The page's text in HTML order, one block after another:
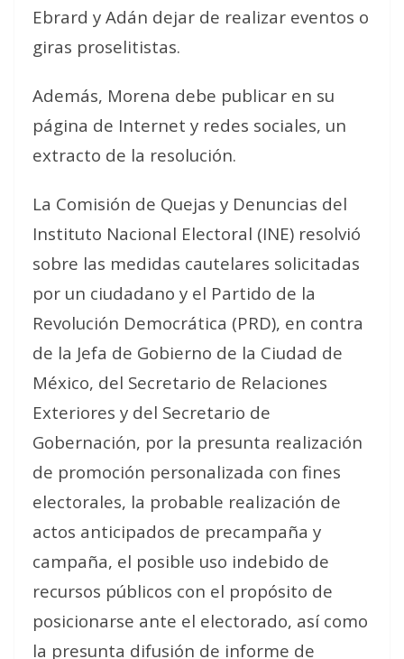
Ebrard y Adán dejar de realizar eventos o
giras proselitistas.
Además, Morena debe publicar en su
página de Internet y redes sociales, un
extracto de la resolución.
La Comisión de Quejas y Denuncias del
Instituto Nacional Electoral (INE) resolvió
sobre las medidas cautelares solicitadas
por un ciudadano y el Partido de la
Revolución Democrática (PRD), en contra
de la Jefa de Gobierno de la Ciudad de
México, del Secretario de Relaciones
Exteriores y del Secretario de
Gobernación, por la presunta realización
de promoción personalizada con fines
electorales, la probable realización de
actos anticipados de precampaña y
campaña, el posible uso indebido de
recursos públicos con el propósito de
posicionarse ante el electorado, así como
la presunta difusión de informe de